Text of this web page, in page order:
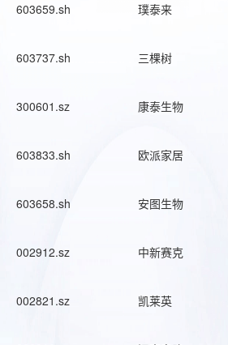
603659.sh 璞泰来
603737.sh 三棵树
300601.sz 康泰生物
603833.sh 欧派家居
603658.sh 安图生物
002912.sz 中新赛克
002821.sz 凯莱英